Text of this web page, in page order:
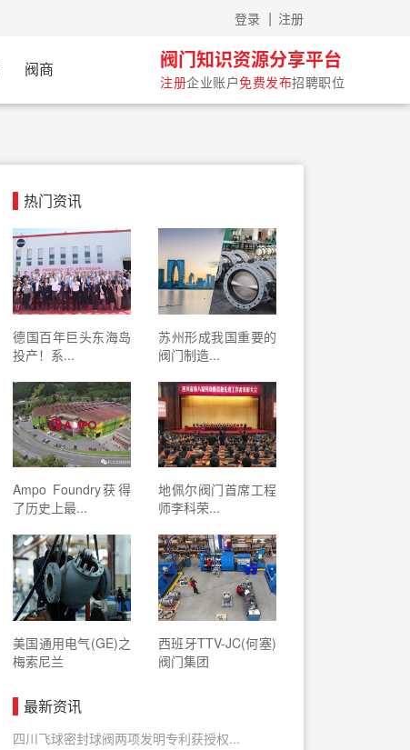
登录 | 注册
阀商 阀门知识资源分享平台
注册企业账户免费发布招聘职位
热门资讯
德国百年巨头东海岛
投产！系...
苏州形成我国重要的
阀门制造...
Ampo Foundry获得
了历史上最...
地佩尔阀门首席工程
师李科荣...
美国通用电气(GE)之
梅索尼兰
西班牙TTV-JC(何塞)
阀门集团
最新资讯
四川飞球密封球阀两项发明专利获授权...